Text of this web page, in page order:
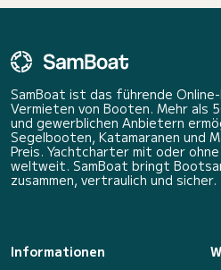
SamBoat ist das führende
Vermieten von Booten. Mehr als
und gewerblichen Anbietern
Segelbooten, Katamaranen und
Preis. Yachtcharter mit oder
weltweit. SamBoat bringt
zusammen, vertraulich und sicher.
Informationen